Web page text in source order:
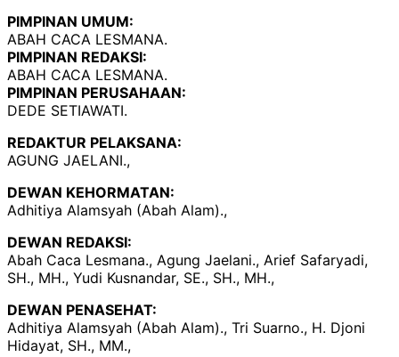
PIMPINAN UMUM:
ABAH CACA LESMANA.
PIMPINAN REDAKSI:
ABAH CACA LESMANA.
PIMPINAN PERUSAHAAN:
DEDE SETIAWATI.
REDAKTUR PELAKSANA:
AGUNG JAELANI.,
DEWAN KEHORMATAN:
Adhitiya Alamsyah (Abah Alam).,
DEWAN REDAKSI:
Abah Caca Lesmana., Agung Jaelani., Arief Safaryadi,
SH., MH., Yudi Kusnandar, SE., SH., MH.,
DEWAN PENASEHAT:
Adhitiya Alamsyah (Abah Alam)., Tri Suarno., H. Djoni
Hidayat, SH., MM.,